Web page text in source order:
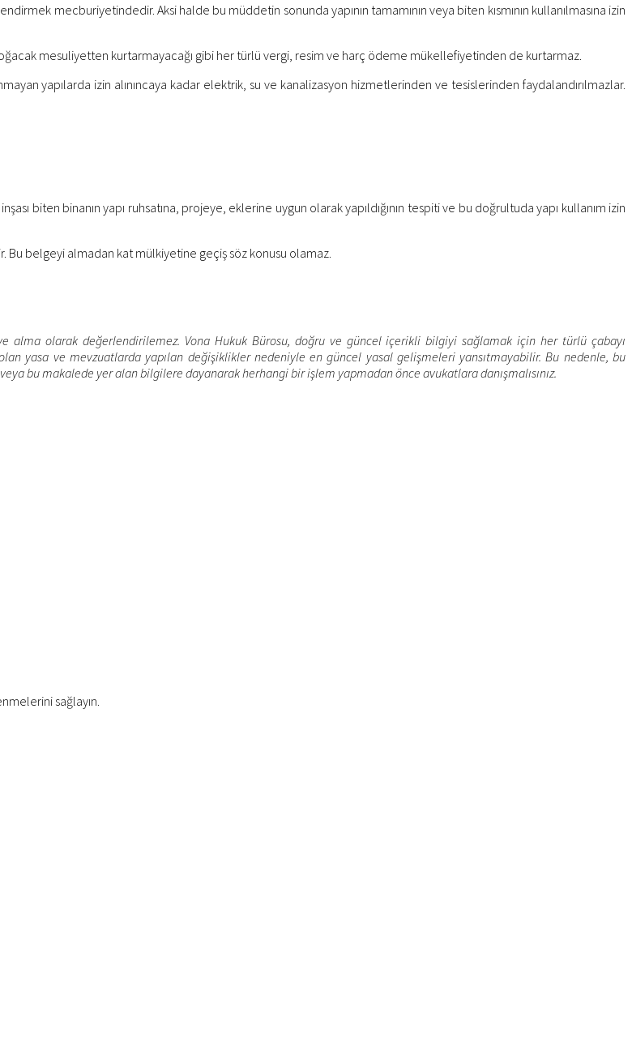
mecburiyetindedir. Aksi halde bu müddetin sonunda yapının tamamının veya biten kısmının kullanılmasına izin
mesuliyetten kurtarmayacağı gibi her türlü vergi, resim ve harç ödeme mükellefiyetinden de kurtarmaz.
yapılarda izin alınıncaya kadar elektrik, su ve kanalizasyon hizmetlerinden ve tesislerinden faydalandırılmazlar.
biten binanın yapı ruhsatına, projeye, eklerine uygun olarak yapıldığının tespiti ve bu doğrultuda yapı kullanım izin
Bu belgeyi almadan kat mülkiyetine geçiş söz konusu olamaz.
alma olarak değerlendirilemez. Vona Hukuk Bürosu, doğru ve güncel içerikli bilgiyi sağlamak için her türlü çabayı
yasa ve mevzuatlarda yapılan değişiklikler nedeniyle en güncel yasal gelişmeleri yansıtmayabilir. Bu nedenle, bu
bu makalede yer alan bilgilere dayanarak herhangi bir işlem yapmadan önce avukatlara danışmalısınız.
sağlayın.